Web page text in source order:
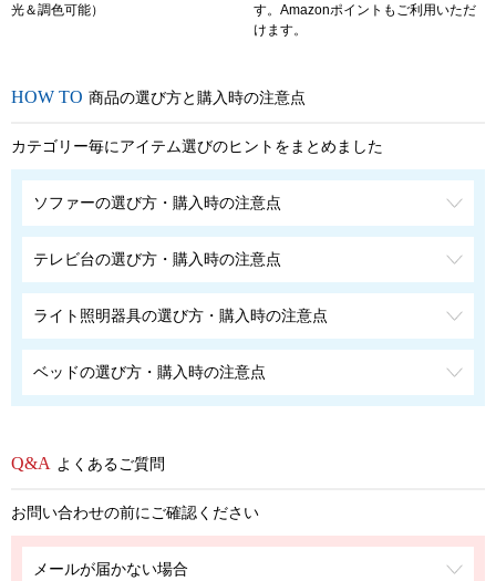
光＆調色可能）
す。Amazonポイントもご利用いただ
けます。
商品の選び方と購入時の注意点
カテゴリー毎にアイテム選びのヒントをまとめました
ソファーの選び方・購入時の注意点
テレビ台の選び方・購入時の注意点
ライト照明器具の選び方・購入時の注意点
ベッドの選び方・購入時の注意点
よくあるご質問
お問い合わせの前にご確認ください
メールが届かない場合